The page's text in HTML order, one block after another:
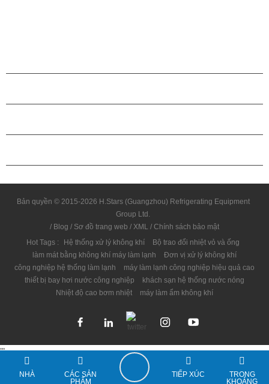
Bản quyền © 2015-2026 H.Stars (Guangzhou) Refrigerating Equipment
Group Ltd.
/ Blog / Sơ đồ trang web / XML / Chính sách bảo mật
Hot Tags :
Hệ thống xử lý không khí
Bộ trao đổi nhiệt vỏ và ống
làm mát bằng không khí máy làm lạnh
Đơn vị xử lý không khí
công nghiệp hệ thống làm lạnh
máy làm lạnh công nghiệp hiệu quả cao
thiết bị bay hơi nước công nghiệp
khách sạn hệ thống nước nóng
Nhiệt độ cao bơm nhiệt
máy làm ẩm không khí
""
NHÀ
CÁC SẢN
PHẨM
TRONG
KHOẢNG
TIẾP XÚC